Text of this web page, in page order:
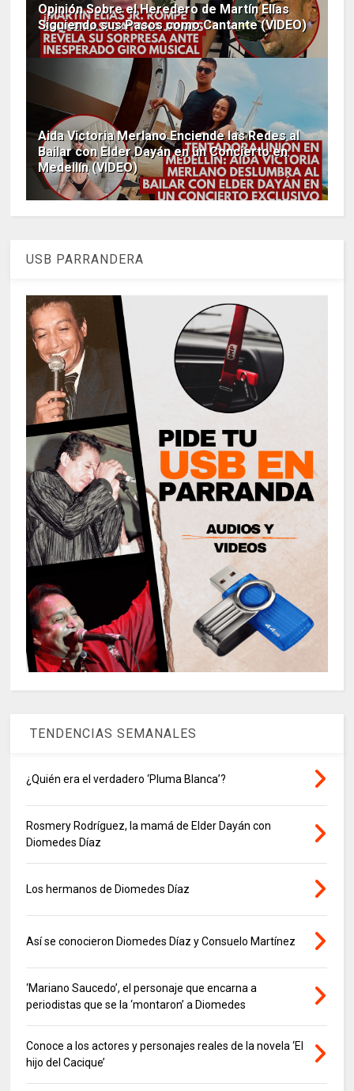
Opinión Sobre el Heredero de Martín Elías
Siguiendo sus Pasos como Cantante (VIDEO)
Aida Victoria Merlano Enciende las Redes al
Bailar con Elder Dayán en un Concierto en
Medellín (VIDEO)
USB PARRANDERA
TENDENCIAS SEMANALES
¿Quién era el verdadero ‘Pluma Blanca’?
Rosmery Rodríguez, la mamá de Elder Dayán con
Diomedes Díaz
Los hermanos de Diomedes Díaz
Así se conocieron Diomedes Díaz y Consuelo Martínez
‘Mariano Saucedo’, el personaje que encarna a
periodistas que se la ‘montaron’ a Diomedes
Conoce a los actores y personajes reales de la novela ‘El
hijo del Cacique’